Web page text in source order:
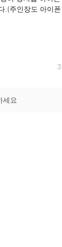
.(주인장도 아이
세요